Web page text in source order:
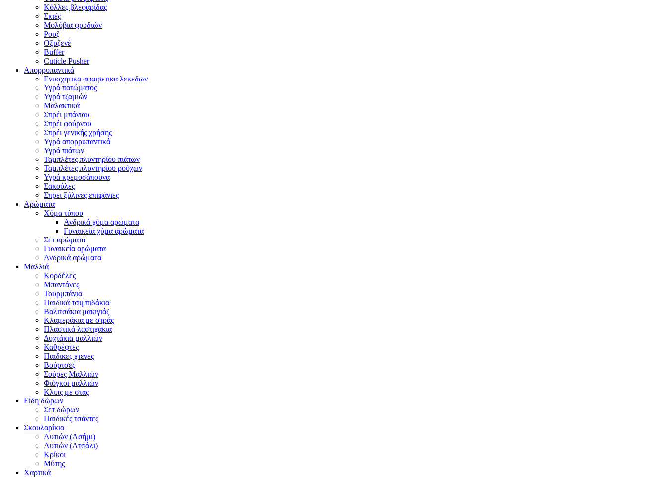
Κόλλες βλεφαρίδας
Σκιές
Μολύβια φρυδιών
Ρουζ
Οξυζενέ
Buffer
Cuticle Pusher
Απορρυπαντικά
Eνυσχητικα αφαιρετικα λεκεδων
Υγρά πατώματος
Υγρά τζαμιών
Μαλακτικά
Σπρέι μπάνιου
Σπρέι φούρνου
Σπρέι γενικής χρήσης
Υγρά απορρυπαντικά
Υγρά πιάτων
Ταμπλέτες πλυντηρίου πιάτων
Ταμπλέτες πλυντηρίου ρούχων
Υγρά κρεμοσάπουνα
Σακούλες
Σπρει ξύλινες επιφάνιες
Αρώματα
Χύμα τύπου
Ανδρικά χύμα αρώματα
Γυναικεία χύμα αρώματα
Σετ αρώματα
Γυναικεία αρώματα
Ανδρικά αρώματα
Μαλλιά
Κορδέλες
Μπαντάνες
Τουρμπάνια
Παιδικά τσιμπιδάκια
Βαλιτσάκια μακιγιάζ
Κλαμεράκια με στράς
Πλαστικά λαστιχάκια
Δυχτάκια μαλλιών
Καθρέφτες
Παιδικες χτενες
Βούρτσες
Σούρες Μαλλιών
Φιόγκοι μαλλιών
Κλιπς με στας
Είδη δώρων
Σετ δώρων
Παιδικές τσάντες
Σκουλαρίκια
Αυτιών (Ασήμι)
Αυτιών (Ατσάλι)
Κρίκοι
Μύτης
Χαρτικά